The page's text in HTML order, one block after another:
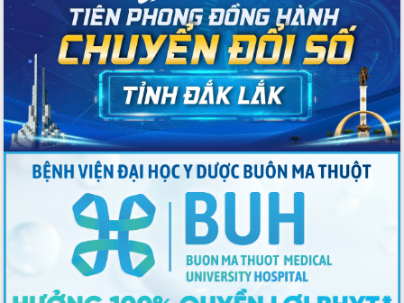
Du lịch Đắk Lắk nâng tầm trải nghiệm
du khách thông qua Hệ thống cơ sở dữ
liệu và Bản đồ số
Tập huấn ứng dụng trí tuệ nhân tạo (AI)
trong thương mại điện tử năm 2026
Đoàn đại biểu Quốc hội tỉnh Đắk Lắk
trao đổi thông tin trước Kỳ họp thứ
nhất, Quốc hội khóa XVI
Quyết liệt cải cách hành chính, khơi
thông nguồn lực phát triển
Nâng cao hiệu lực, hiệu quả HĐND
tỉnh thông qua hiện đại hóa hành chính
Xã Ea Phê gắn cải cách hành chính với
chuyển đổi số
Phó Chủ tịch Thường trực UBND tỉnh